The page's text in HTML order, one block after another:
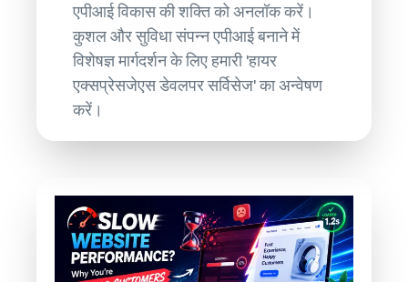
एपीआई विकास की शक्ति को अनलॉक करें।
कुशल और सुविधा संपन्न एपीआई बनाने में
विशेषज्ञ मार्गदर्शन के लिए हमारी 'हायर
एक्सप्रेसजेएस डेवलपर सर्विसेज' का अन्वेषण
करें।